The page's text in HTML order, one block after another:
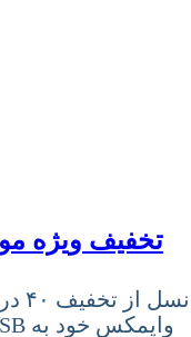
تخفیف ویژه